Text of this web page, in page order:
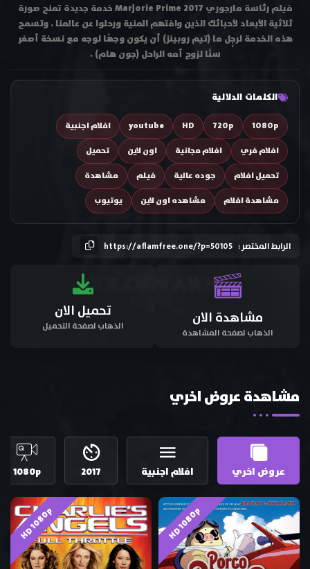
فيلم رئاسة مارجوري Marjorie Prime 2017 خدمة جديدة تمنح صورة
ثلاثية الأبعاد لأحبائك الذين وافتهم المنية ورحلوا عن عالمنا . وتسمح
هذه الخدمة لرجٍل ما (تيم روبينز) أن يكون وجهًا لوجه مع نسخة أصغر
سنًا لزوج أمه الراحل (جون هام) .
الكلمات الدلالية
1080p
720p
HD
youtube
افلام اجنبية
افلام فري
افلام مجانية اون لاين
تحميل
تحميل افلام
جوده عالية فيلم
مشاهدة
مشاهدة افلام
مشاهده اون لاين يوتيوب
الرابط المختصر : https://aflamfree.one/?p=50105
مشاهدة الان
الذهاب لصفحة المشاهدة
تحميل الان
الذهاب لصفحة التحميل
مشاهدة عروض اخري
عروض اخري افلام اجنبية 2017
1080p
HD 1080p
HD 1080p